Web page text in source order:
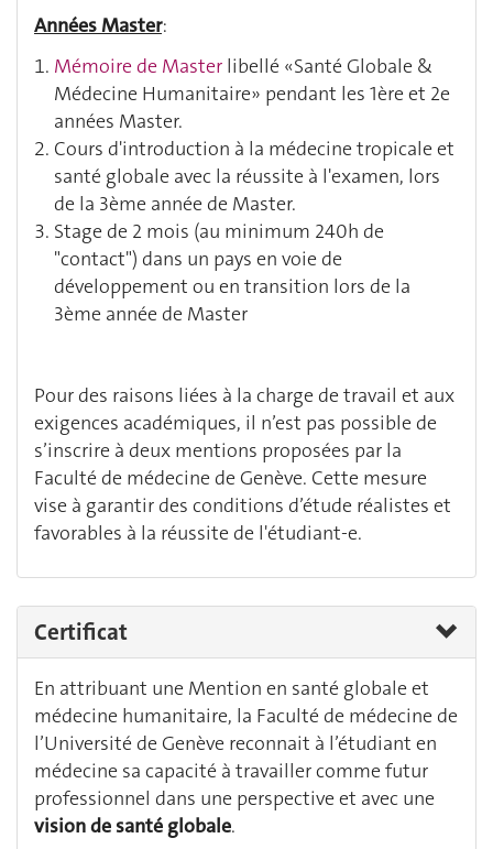
Années Master:
Mémoire de Master libellé «Santé Globale &
Médecine Humanitaire» pendant les 1ère et 2e
années Master.
Cours d'introduction à la médecine tropicale et
santé globale avec la réussite à l'examen, lors
de la 3ème année de Master.
Stage de 2 mois (au minimum 240h de
"contact") dans un pays en voie de
développement ou en transition lors de la
3ème année de Master
Pour des raisons liées à la charge de travail et aux
exigences académiques, il n’est pas possible de
s’inscrire à deux mentions proposées par la
Faculté de médecine de Genève. Cette mesure
vise à garantir des conditions d’étude réalistes et
favorables à la réussite de l'étudiant-e.
Certificat
En attribuant une Mention en santé globale et
médecine humanitaire, la Faculté de médecine de
l’Université de Genève reconnait à l’étudiant en
médecine sa capacité à travailler comme futur
professionnel dans une perspective et avec une
vision de santé globale.